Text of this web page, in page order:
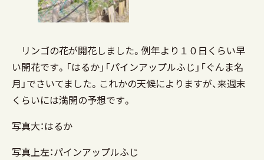
リンゴの花が開花しました。例年より１０日くらい早
い開花です。「はるか」「パインアップルふじ」「ぐんま名
月」でさいてました。これかの天候によりますが、来週末
くらいには満開の予想です。
写真大：はるか
写真上左：パインアップルふじ